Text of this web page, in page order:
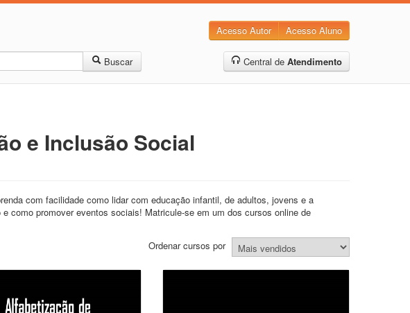
Acesso Autor Acesso Aluno
Buscar Central de Atendimento
e Inclusão Social
com facilidade como lidar com educação infantil, de adultos, jovens e a
como promover eventos sociais! Matricule-se em um dos cursos online de
Ordenar cursos por